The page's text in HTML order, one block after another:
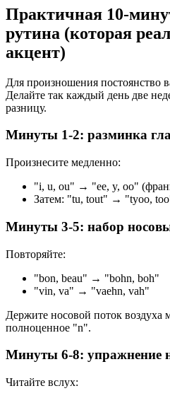
Практичная 10-
рутина (которая
акцент)
Для произношения постоянство
Делайте так каждый день две
разницу.
Минуты 1-2: разминка
Произнесите медленно:
"i, u, ou" → "ee, y, oo"
Затем: "tu, tout" → "tyoo,
Минуты 3-5: набор
Повторяйте:
"bon, beau" → "bohn, boh"
"vin, va" → "vaehn, vah"
Держите носовой поток воздуха
полноценное "n".
Минуты 6-8: упражнение
Читайте вслух: